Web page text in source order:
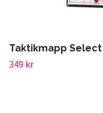
Taktikmapp Select
349 kr